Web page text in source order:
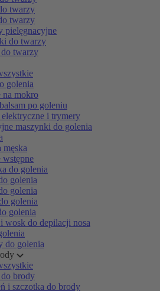
twarzy
twarzy
pielęgnacyjne
do twarzy
do twarzy
golenia
na mokro
po goleniu
i trymery
maszynki do golenia
męska
wstępne
do golenia
golenia
golenia
golenia
golenia
wosk do depilacji nosa
do golenia
brody
i szczotka do brody